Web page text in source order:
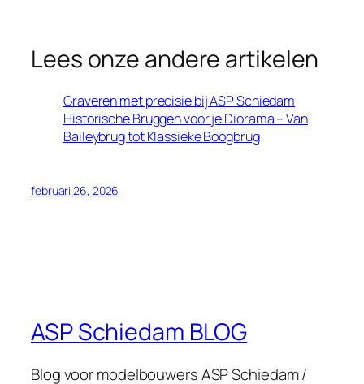
Lees onze andere artikelen
Graveren met precisie bij ASP Schiedam
Historische Bruggen voor je Diorama – Van
Baileybrug tot Klassieke Boogbrug
februari 26, 2026
ASP Schiedam BLOG
Blog voor modelbouwers ASP Schiedam /